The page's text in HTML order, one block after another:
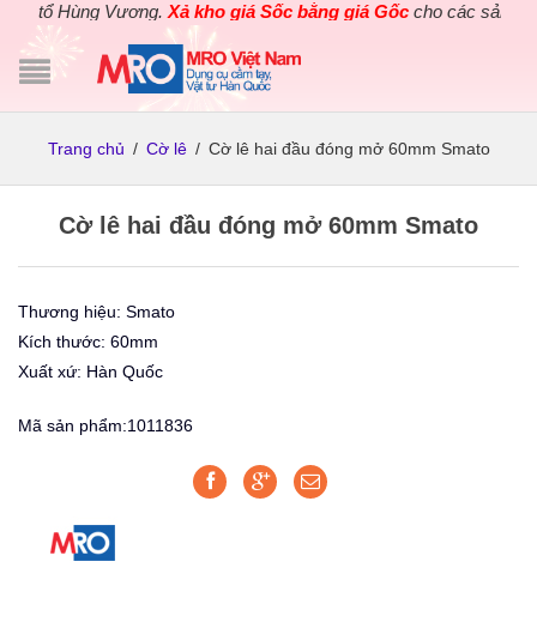
tổ Hùng Vương.Xả kho giá Sốc bằng giá Gốccho các sản
Trang chủ / Cờ lê / Cờ lê hai đầu đóng mở 60mm Smato
Cờ lê hai đầu đóng mở 60mm Smato
Thương hiệu: Smato
Kích thước: 60mm
Xuất xứ: Hàn Quốc
Mã sản phẩm:1011836